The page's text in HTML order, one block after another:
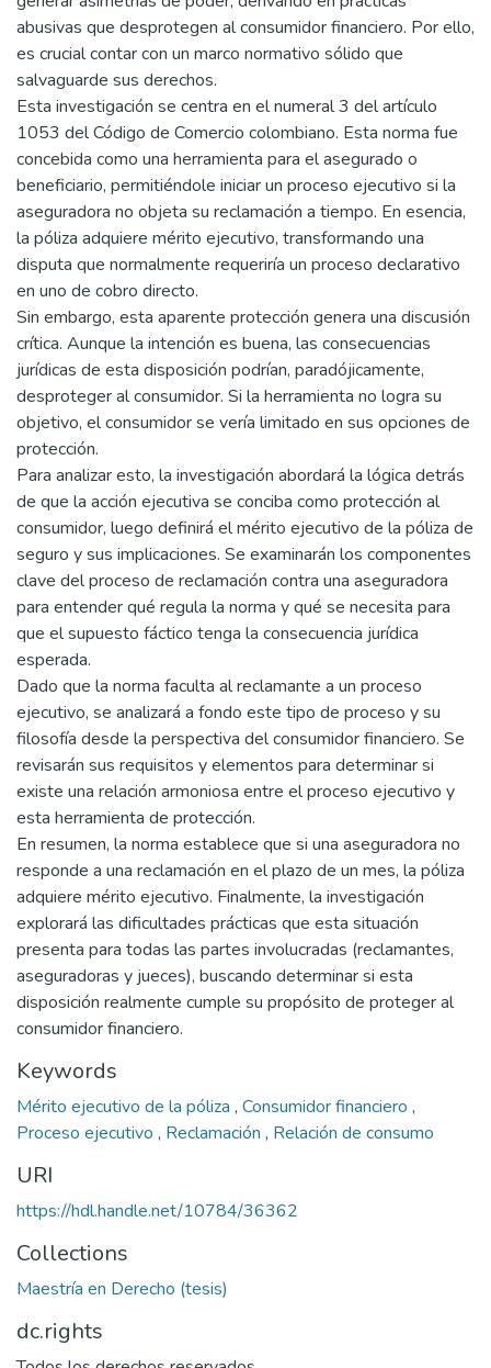
abusivas que desprotegen al consumidor financiero. Por ello,
es crucial contar con un marco normativo sólido que
salvaguarde sus derechos.
Esta investigación se centra en el numeral 3 del artículo
1053 del Código de Comercio colombiano. Esta norma fue
concebida como una herramienta para el asegurado o
beneficiario, permitiéndole iniciar un proceso ejecutivo si la
aseguradora no objeta su reclamación a tiempo. En esencia,
la póliza adquiere mérito ejecutivo, transformando una
disputa que normalmente requeriría un proceso declarativo
en uno de cobro directo.
Sin embargo, esta aparente protección genera una discusión
crítica. Aunque la intención es buena, las consecuencias
jurídicas de esta disposición podrían, paradójicamente,
desproteger al consumidor. Si la herramienta no logra su
objetivo, el consumidor se vería limitado en sus opciones de
protección.
Para analizar esto, la investigación abordará la lógica detrás
de que la acción ejecutiva se conciba como protección al
consumidor, luego definirá el mérito ejecutivo de la póliza de
seguro y sus implicaciones. Se examinarán los componentes
clave del proceso de reclamación contra una aseguradora
para entender qué regula la norma y qué se necesita para
que el supuesto fáctico tenga la consecuencia jurídica
esperada.
Dado que la norma faculta al reclamante a un proceso
ejecutivo, se analizará a fondo este tipo de proceso y su
filosofía desde la perspectiva del consumidor financiero. Se
revisarán sus requisitos y elementos para determinar si
existe una relación armoniosa entre el proceso ejecutivo y
esta herramienta de protección.
En resumen, la norma establece que si una aseguradora no
responde a una reclamación en el plazo de un mes, la póliza
adquiere mérito ejecutivo. Finalmente, la investigación
explorará las dificultades prácticas que esta situación
presenta para todas las partes involucradas (reclamantes,
aseguradoras y jueces), buscando determinar si esta
disposición realmente cumple su propósito de proteger al
consumidor financiero.
Keywords
Mérito ejecutivo de la póliza , Consumidor financiero ,
Proceso ejecutivo , Reclamación , Relación de consumo
URI
https://hdl.handle.net/10784/36362
Collections
Maestría en Derecho (tesis)
dc.rights